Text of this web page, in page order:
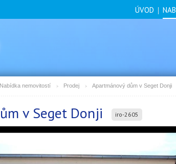
ÚVOD
Nabídka nemovitostí Prodej Apartmánový dům v Seget Donji
v Seget Donji iro-2605